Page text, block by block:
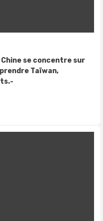
se concentre sur
Taïwan,